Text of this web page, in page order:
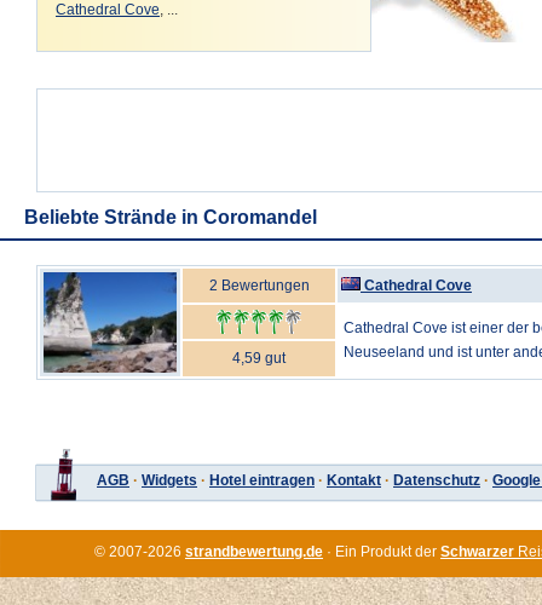
Cathedral Cove, ...
Beliebte Strände in Coromandel
2 Bewertungen Cathedral Cove
Cathedral Cove ist einer der
Neuseeland und ist unter
4,59 gut
AGB · Widgets · Hotel eintragen · Kontakt · Datenschutz ·
© 2007-2026 strandbewertung.de · Ein Produkt der Schwarzer